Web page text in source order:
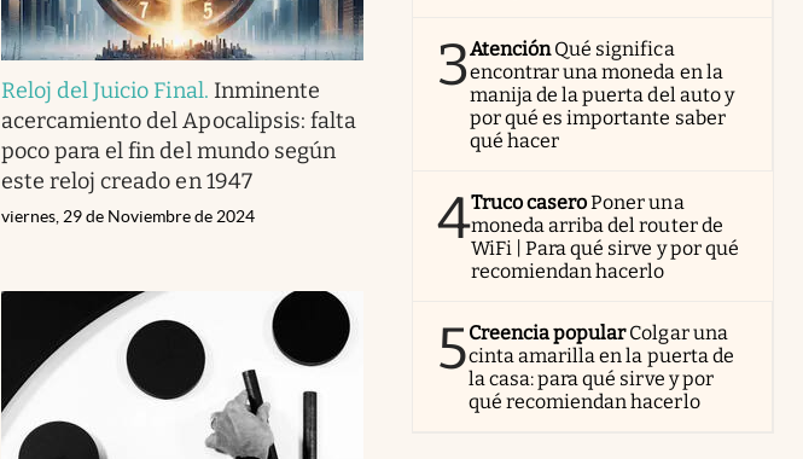
Reloj del Juicio Final. Inminente
acercamiento del Apocalipsis: falta
poco para el fin del mundo según
este reloj creado en 1947
viernes, 29 de Noviembre de 2024
3AtenciónQué significa
encontrar una moneda en la
manija de la puerta del auto y
por qué es importante saber
qué hacer
4Truco caseroPoner una
moneda arriba del router de
WiFi | Para qué sirve y por qué
recomiendan hacerlo
5Creencia popularColgar una
cinta amarilla en la puerta de
la casa: para qué sirve y por
qué recomiendan hacerlo